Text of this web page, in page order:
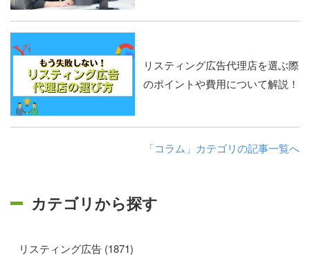
リスティング広告代理店を選ぶ際
のポイントや費用について解説！
「コラム」カテゴリの記事一覧へ
カテゴリから探す
リスティング広告 (1871)